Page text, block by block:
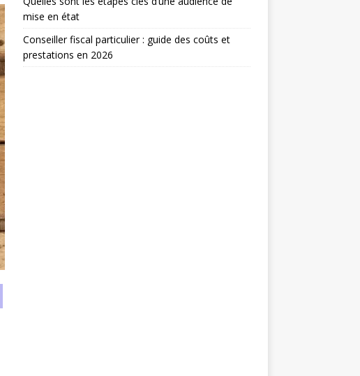
mise en état
Conseiller fiscal particulier : guide des coûts et
prestations en 2026